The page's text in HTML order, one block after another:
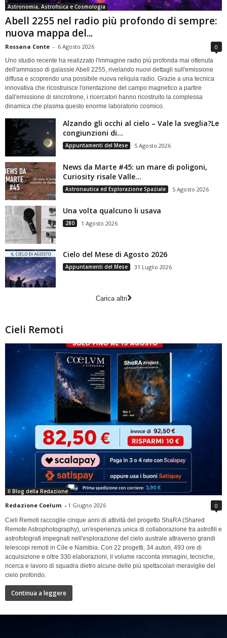
Astronomia, Astrofisica e Cosmologia
Abell 2255 nel radio più profondo di sempre:
nuova mappa del...
Rossana Conte - 6 Agosto 2026 0
Uno studio recente ha realizzato l'immagine radio più profonda mai ottenuta
dell'ammasso di galassie Abell 2255, rivelando nuovi dettagli sull'emissione
diffusa e scoprendo una possibile nuova reliquia radio. Grazie a una tecnica
innovativa che ricostruisce l'orientazione del campo magnetico a partire
dall'emissione di sincrotrone, i ricercatori hanno ricostruito la complessa
dinamica che plasma questo enorme laboratorio cosmico.
Alzando gli occhi al cielo – Vale la sveglia?Le
congiunzioni di...
Appuntamenti del Mese 5 Agosto 2026
News da Marte #45: un mare di poligoni,
Curiosity risale Valle...
Astronautica ed Esplorazione Spaziale 5 Agosto 2026
Una volta qualcuno li usava
280 1 Agosto 2026
Cielo del Mese di Agosto 2026
Appuntamenti del Mese 31 Luglio 2026
Carica altri
Cieli Remoti
Il Blog della Redazione
Redazione Coelum - 1 Giugno 2026 0
Cieli Remoti raccoglie cinque anni di attività del progetto ShaRA (Shared
Remote Astrophotography), un'esperienza unica di collaborazione tra astrofili e
astrofotografi impegnati nell'esplorazione del cielo australe attraverso grandi
telescopi remoti in Cile e Namibia. Con 22 progetti, 34 autori, 493 ore di
acquisizione e oltre 330 elaborazioni, il volume racconta immagini, tecniche,
ricerca e lavoro di squadra dietro alcune delle più spettacolari meraviglie del
cielo profondo.
Continua a leggere